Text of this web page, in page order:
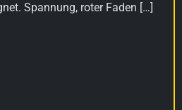
Spannung, roter Faden […]